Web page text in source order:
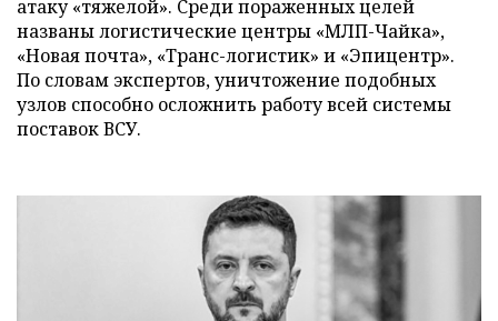
атаку «тяжелой». Среди пораженных целей
названы логистические центры «МЛП-Чайка»,
«Новая почта», «Транс-логистик» и «Эпицентр».
По словам экспертов, уничтожение подобных
узлов способно осложнить работу всей системы
поставок ВСУ.